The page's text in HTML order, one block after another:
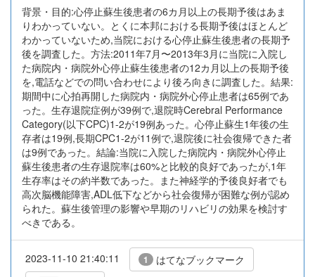
背景・目的:心停止蘇生後患者の6カ月以上の長期予後はあま
りわかっていない。とくに本邦における長期予後はほとんど
わかっていないため,当院における心停止蘇生後患者の長期予
後を調査した。方法:2011年7月〜2013年3月に当院に入院し
た病院内・病院外心停止蘇生後患者の12カ月以上の長期予後
を,電話などでの問い合わせにより後ろ向きに調査した。結果:
期間中に心拍再開した病院内・病院外心停止患者は65例であ
った。生存退院症例が39例で,退院時Cerebral Performance
Category(以下CPC)1-2が19例あった。心停止蘇生1年後の生
存者は19例,長期CPC1-2が11例で,退院後に社会復帰できた者
は9例であった。結論:当院に入院した病院内・病院外心停止
蘇生後患者の生存退院率は60%と比較的良好であったが,1年
生存率はその約半数であった。また神経学的予後良好者でも
高次脳機能障害,ADL低下などから社会復帰が困難な例が認め
られた。蘇生後管理の影響や早期のリハビリの効果を検討す
べきである。
2023-11-10 21:40:11 1 はてなブックマーク